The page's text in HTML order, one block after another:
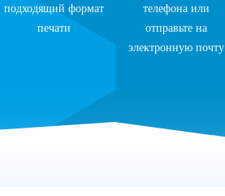
подходящий формат
печати
телефона или
отправьте на
электронную почту